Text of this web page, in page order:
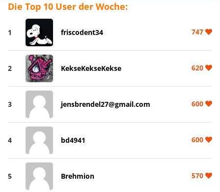
Die Top 10 User der Woche:
1 friscodent34 747
2 KekseKekseKekse 620
3 jensbrendel27@gmail.com 600
4 bd4941 600
5 Brehmion 570